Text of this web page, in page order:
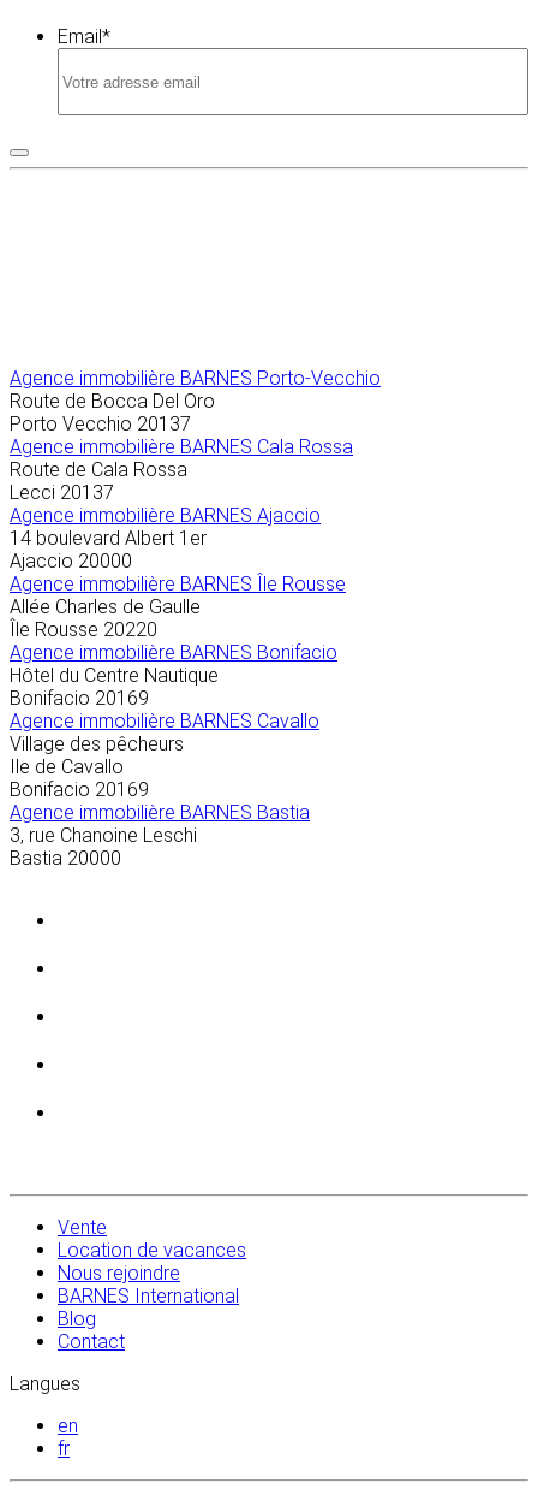
Email*
Agence immobilière BARNES Porto-Vecchio
Route de Bocca Del Oro
Porto Vecchio 20137
Agence immobilière BARNES Cala Rossa
Route de Cala Rossa
Lecci 20137
Agence immobilière BARNES Ajaccio
14 boulevard Albert 1er
Ajaccio 20000
Agence immobilière BARNES Île Rousse
Allée Charles de Gaulle
Île Rousse 20220
Agence immobilière BARNES Bonifacio
Hôtel du Centre Nautique
Bonifacio 20169
Agence immobilière BARNES Cavallo
Village des pêcheurs
Ile de Cavallo
Bonifacio 20169
Agence immobilière BARNES Bastia
3, rue Chanoine Leschi
Bastia 20000
Vente
Location de vacances
Nous rejoindre
BARNES International
Blog
Contact
Langues
en
fr